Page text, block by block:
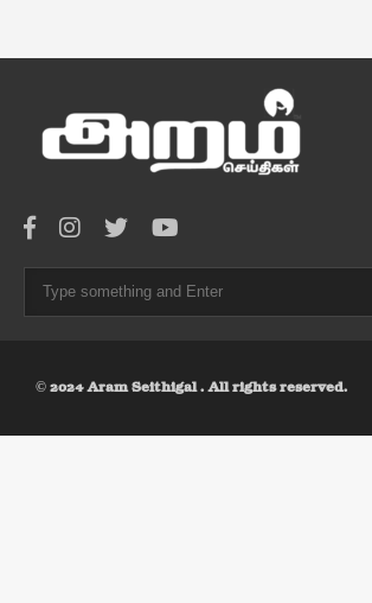
© 2024 Aram Seithigal . All rights reserved.